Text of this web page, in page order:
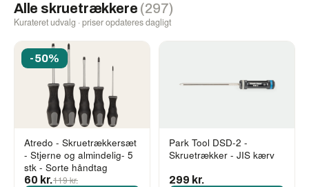
Alle skruetrækkere (297)
Kurateret udvalg · priser opdateres dagligt
-50%
Atredo - Skruetrækkersæt
- Stjerne og almindelig- 5
stk - Sorte håndtag
60 kr.119 kr.
Park Tool DSD-2 -
Skruetrækker - JIS kærv
299 kr.